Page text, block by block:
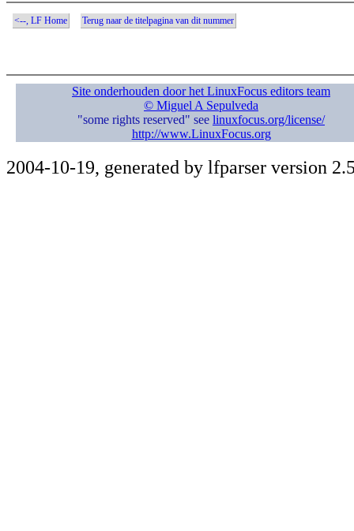
<--, LF Home Terug naar de titelpagina van dit nummer
Site onderhouden door het LinuxFocus editors team
© Miguel A Sepulveda
"some rights reserved" see linuxfocus.org/license/
http://www.LinuxFocus.org
2004-10-19, generated by lfparser version